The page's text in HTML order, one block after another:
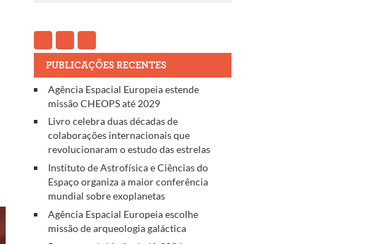
PUBLICAÇÕES RECENTES
Agência Espacial Europeia estende
missão CHEOPS até 2029
Livro celebra duas décadas de
colaborações internacionais que
revolucionaram o estudo das estrelas
Instituto de Astrofísica e Ciências do
Espaço organiza a maior conferência
mundial sobre exoplanetas
Agência Espacial Europeia escolhe
missão de arqueologia galáctica